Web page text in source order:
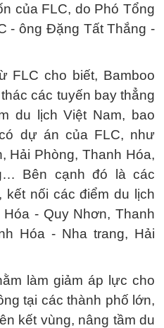
của FLC, do Phó Tổng
- ông Đặng Tất Thắng -
FLC cho biết, Bamboo
các tuyến bay thẳng
du lịch Việt Nam, bao
dự án của FLC, như
Hải Phòng, Thanh Hóa,
Bên cạnh đó là các
nối các điểm du lịch
- Quy Nhơn, Thanh
Hóa - Nha trang, Hải
làm giảm áp lực cho
tại các thành phố lớn,
kết vùng, nâng tầm du